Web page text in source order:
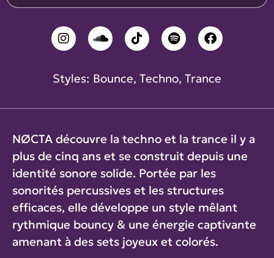
Styles: Bounce, Techno, Trance
NØCTA découvre la techno et la trance il y a
plus de cinq ans et se construit depuis une
identité sonore solide. Portée par les
sonorités percussives et les structures
efficaces, elle développe un style mêlant
rythmique bouncy & une énergie captivante
amenant à des sets joyeux et colorés.